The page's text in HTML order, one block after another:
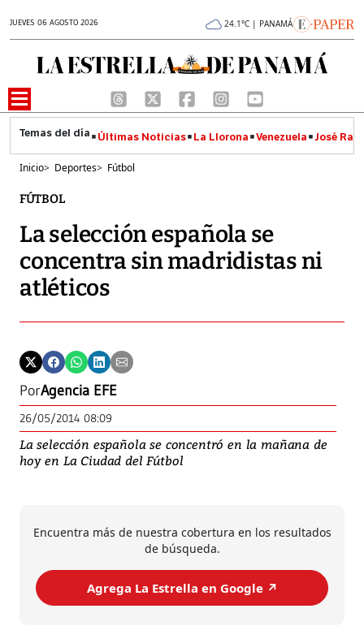
JUEVES 06 AGOSTO 2026 24.1°C | PANAMÁ
Últimas Noticias La Llorona Venezuela José
Inicio> Deportes> Fútbol
FÚTBOL
La selección española se
concentra sin madridistas ni
atléticos
PorAgencia EFE
26/05/2014 08:09
La selección española se concentró en la mañana de
hoy en La Ciudad del Fútbol
Encuentra más de nuestra cobertura en los resultados
de búsqueda.
Agrega La Estrella en Google ↗️